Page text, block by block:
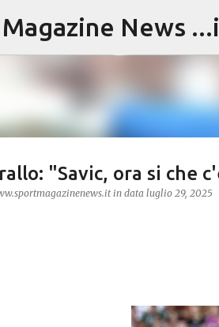
News
"Savic, ora si che
in data luglio 29, 2025